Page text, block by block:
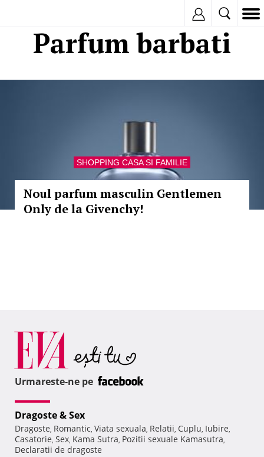
Parfum barbati
SHOPPING CASA SI FAMILIE
Noul parfum masculin Gentlemen
Only de la Givenchy!
Urmareste-ne pe
Dragoste & Sex
Dragoste, Romantic, Viata sexuala, Relatii, Cuplu, Iubire,
Casatorie, Sex, Kama Sutra, Pozitii sexuale Kamasutra,
Declaratii de dragoste